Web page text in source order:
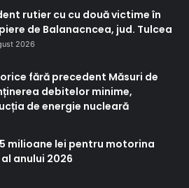
rutier cu cu două victime în
de Balanacncea, jud. Tulcea
2026
fără precedent Măsuri de
debitelor minime,
de energie nucleară
milioane lei pentru motorina
anului 2026